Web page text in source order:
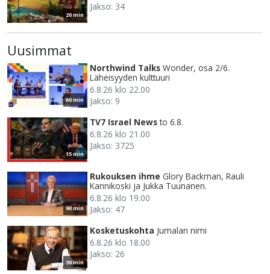
20 min
Jakso: 34
Uusimmat
60 min
Northwind Talks Wonder, osa 2/6.
Läheisyyden kulttuuri
6.8.26 klo 22.00
Jakso: 9
15 min
TV7 Israel News to 6.8.
6.8.26 klo 21.00
Jakso: 3725
90 min
Rukouksen ihme Glory Backman, Rauli
Kannikoski ja Jukka Tuunanen.
6.8.26 klo 19.00
Jakso: 47
30 min
Kosketuskohta Jumalan nimi
6.8.26 klo 18.00
Jakso: 26